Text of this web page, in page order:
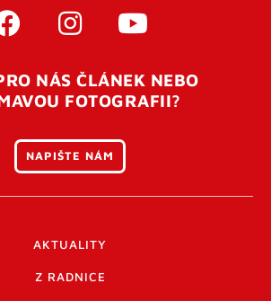
NÁS ČLÁNEK NEBO
FOTOGRAFII?
NAPIŠTE NÁM
AKTUALITY
Z RADNICE